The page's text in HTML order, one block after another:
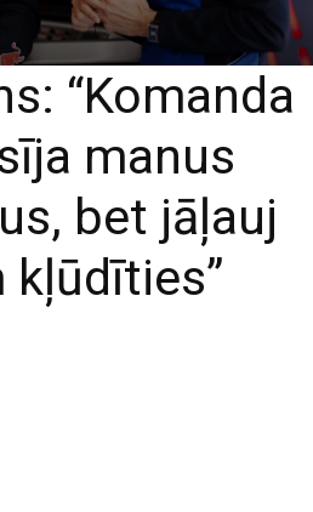
“Komanda
manus
bet jāļauj
kļūdīties”